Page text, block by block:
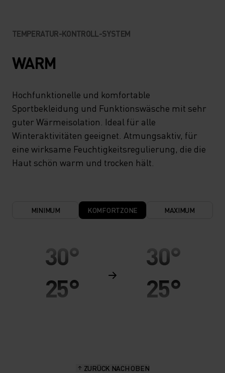
TEMPERATUR-KONTROLL-SYSTEM
WARM
Hochfunktionelle und komfortable
Sportbekleidung und Funktionswäsche mit sehr
guter Wärmeisolation. Ideal für alle
Winteraktivitäten geeignet. Atmungsaktiv, für
eine wirksame Feuchtigkeitsregulierung, die die
Haut schön warm und trocken hält.
MINIMUM KOMFORTZONE MAXIMUM
30°
25°
30°
25°
ZURÜCK NACH OBEN